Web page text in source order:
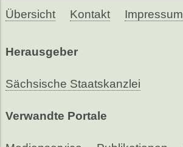
Übersicht Kontakt Impressum
Herausgeber
Sächsische Staatskanzlei
Verwandte Portale